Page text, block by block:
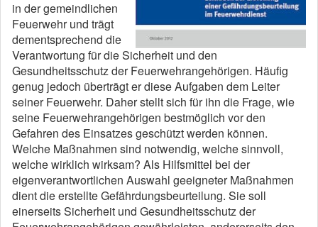
in der gemeindlichen
Feuerwehr und trägt
dementsprechend die
Verantwortung für die Sicherheit und den
Gesundheitsschutz der Feuerwehrangehörigen. Häufig
genug jedoch überträgt er diese Aufgaben dem Leiter
seiner Feuerwehr. Daher stellt sich für ihn die Frage, wie
seine Feuerwehrangehörigen bestmöglich vor den
Gefahren des Einsatzes geschützt werden können.
Welche Maßnahmen sind notwendig, welche sinnvoll,
welche wirklich wirksam? Als Hilfsmittel bei der
eigenverantwortlichen Auswahl geeigneter Maßnahmen
dient die erstellte Gefährdungsbeurteilung. Sie soll
einerseits Sicherheit und Gesundheitsschutz der